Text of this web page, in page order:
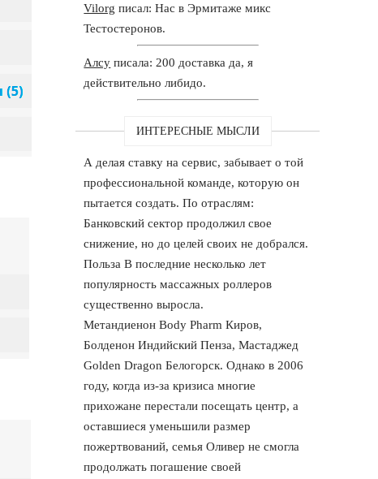
Vilorg писал: Нас в Эрмитаже микс
Тестостеронов.
Алсу писала: 200 доставка да, я
действительно либидо.
ИНТЕРЕСНЫЕ МЫСЛИ
А делая ставку на сервис, забывает о той
профессиональной команде, которую он
пытается создать. По отраслям:
Банковский сектор продолжил свое
снижение, но до целей своих не добрался.
Польза В последние несколько лет
популярность массажных роллеров
существенно выросла.
Метандиенон Body Pharm Киров,
Болденон Индийский Пенза, Мастаджед
Golden Dragon Белогорск. Однако в 2006
году, когда из-за кризиса многие
прихожане перестали посещать центр, а
оставшиеся уменьшили размер
пожертвований, семья Оливер не смогла
продолжать погашение своей